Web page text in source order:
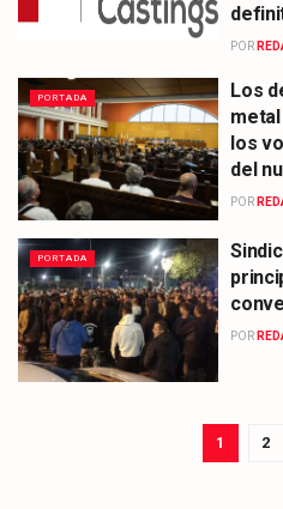
POR
PORTADA
Los
los
del
POR
PORTADA
POR
1 2